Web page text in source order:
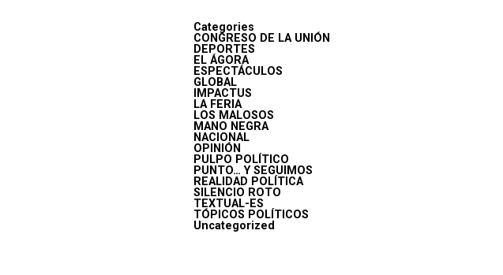
Categories
CONGRESO DE LA UNIÓN
DEPORTES
EL ÁGORA
ESPECTÁCULOS
GLOBAL
IMPACTUS
LA FERIA
LOS MALOSOS
MANO NEGRA
NACIONAL
OPINIÓN
PULPO POLÍTICO
PUNTO… Y SEGUIMOS
REALIDAD POLÍTICA
SILENCIO ROTO
TEXTUAL-ES
TÓPICOS POLÍTICOS
Uncategorized